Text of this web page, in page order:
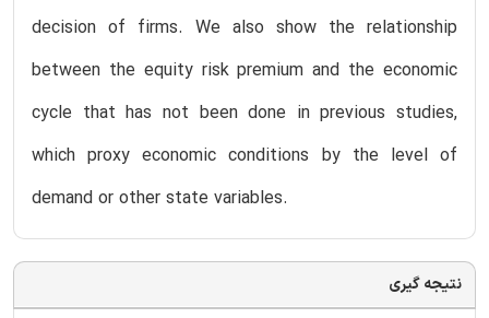
decision of firms. We also show the relationship
between the equity risk premium and the economic
cycle that has not been done in previous studies,
which proxy economic conditions by the level of
demand or other state variables.
نتیجه گیری